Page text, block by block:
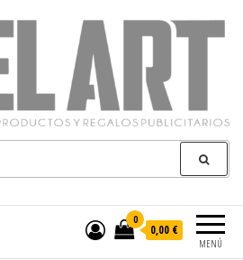
Especialistas en textil publicitario y regalos
personalizados en móstoles
MENÚ
0
0,00 €